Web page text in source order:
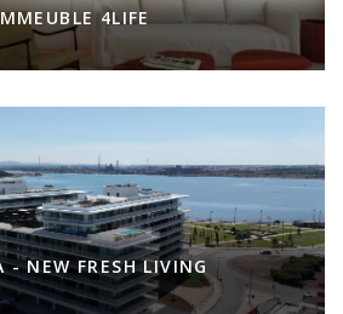
4LIFE
- NEW FRESH LIVING